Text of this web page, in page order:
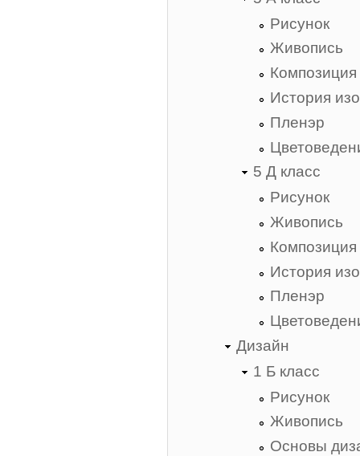
Рисунок
Живопись
Композиция
История
Пленэр
5 Д класс
Рисунок
Живопись
Композиция
История
Пленэр
Дизайн
1 Б класс
Рисунок
Живопись
Основы